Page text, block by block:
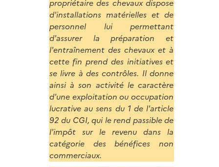
propriétaire des chevaux dispose
d'installations matérielles et de
personnel lui permettant
d'assurer la préparation et
l'entraînement des chevaux et à
cette fin prend des initiatives et
se livre à des contrôles. Il donne
ainsi à son activité le caractère
d'une exploitation ou occupation
lucrative au sens du 1 de l'article
92 du CGI, qui le rend passible de
l'impôt sur le revenu dans la
catégorie des bénéfices non
commerciaux.